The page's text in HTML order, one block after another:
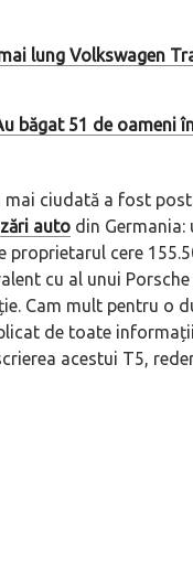
lung Volkswagen
băgat 51 de oameni
mai ciudată a fost
auto din
proprietarul cere
cu al unui
Cam mult pentru o
de toate
acestui T5,